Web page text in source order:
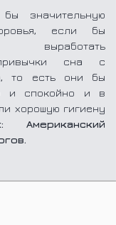
значительную
если бы
выработать
сна с
то есть они бы
и спокойно и в
хорошую гигиену
Американский